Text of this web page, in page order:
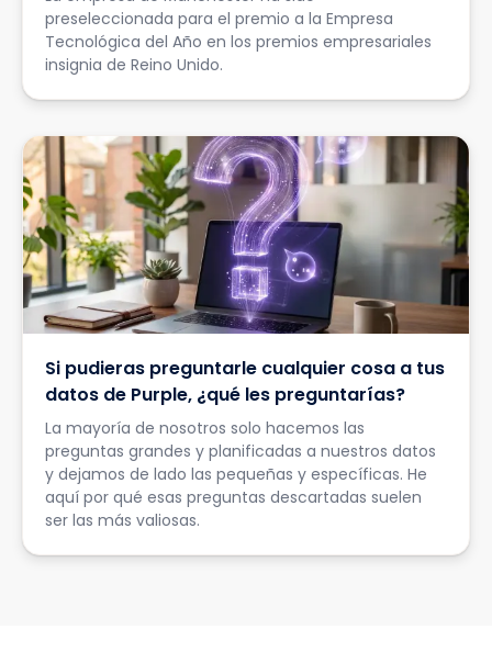
preseleccionada para el premio a la Empresa
Tecnológica del Año en los premios empresariales
insignia de Reino Unido.
Si pudieras preguntarle cualquier cosa a tus
datos de Purple, ¿qué les preguntarías?
La mayoría de nosotros solo hacemos las
preguntas grandes y planificadas a nuestros datos
y dejamos de lado las pequeñas y específicas. He
aquí por qué esas preguntas descartadas suelen
ser las más valiosas.